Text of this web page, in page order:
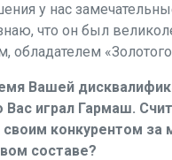
у нас
что он был
обладателем
Вашей
Вас играл Гармаш.
конкурентом за
составе?